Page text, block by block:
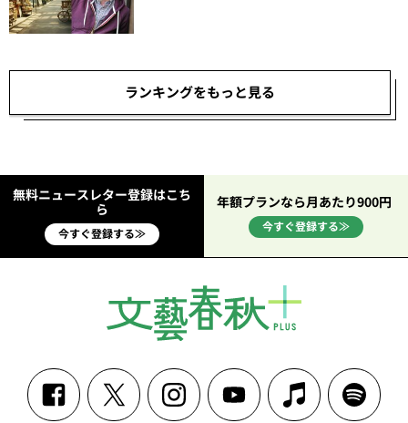
ランキングをもっと見る
無料ニュースレター登録はこち
ら
今すぐ登録する≫
年額プランなら月あたり900円
今すぐ登録する≫